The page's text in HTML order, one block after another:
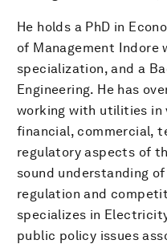
He holds a PhD in
of Management Indore
specialization, and a
Engineering. He has
working with utilities in
financial, commercial,
regulatory aspects of
sound understanding
regulation and
specializes in
public policy issues